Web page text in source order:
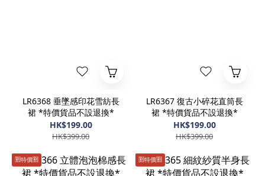
LR6368 垂墜感印花雪紡長
裙 *特價貨品不設退換*
HK$199.00
HK$399.00
LR6367 復古小碎花直筒長
裙 *特價貨品不設退換*
HK$199.00
HK$399.00
🈹️特價🈹️ 🈹️特價🈹️